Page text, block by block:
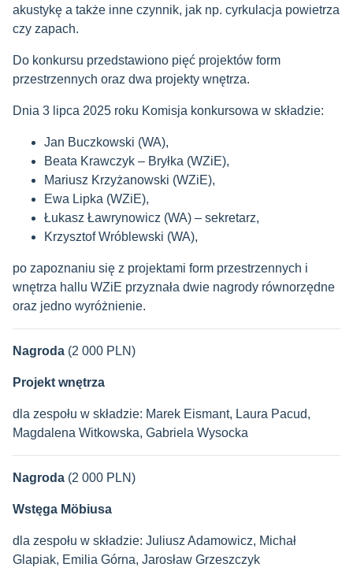
akustykę a także inne czynnik, jak np. cyrkulacja powietrza
czy zapach.
Do konkursu przedstawiono pięć projektów form
przestrzennych oraz dwa projekty wnętrza.
Dnia 3 lipca 2025 roku Komisja konkursowa w składzie:
Jan Buczkowski (WA),
Beata Krawczyk – Bryłka (WZiE),
Mariusz Krzyżanowski (WZiE),
Ewa Lipka (WZiE),
Łukasz Ławrynowicz (WA) – sekretarz,
Krzysztof Wróblewski (WA),
po zapoznaniu się z projektami form przestrzennych i
wnętrza hallu WZiE przyznała dwie nagrody równorzędne
oraz jedno wyróżnienie.
Nagroda (2 000 PLN)­
Projekt wnętrza
dla zespołu w składzie: Marek Eismant, Laura Pacud,
Magdalena Witkowska, Gabriela Wysocka
Nagroda (2 000 PLN)
Wstęga Möbiusa
dla zespołu w składzie: Juliusz Adamowicz, Michał
Glapiak, Emilia Górna, Jarosław Grzeszczyk